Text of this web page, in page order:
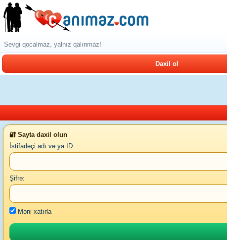
Sevgi qocalmaz, yalnız qalınmaz!
Daxil ol
🔐 Sayta daxil olun
İstifadəçi adı və ya ID:
Şifrə:
Məni xatırla